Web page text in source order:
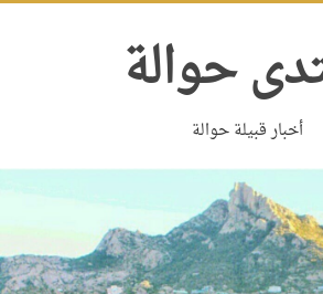
حوالة
أخبار قبيلة حوالة